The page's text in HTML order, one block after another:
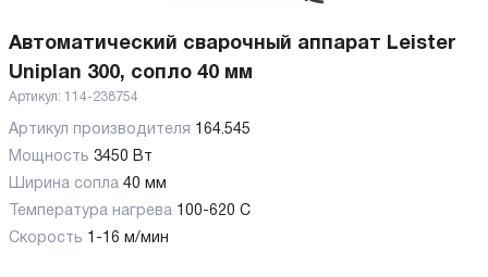
Автоматический сварочный аппарат Leister
Uniplan 300, сопло 40 мм
Артикул: 114-238754
Артикул производителя 164.545
Мощность 3450 Вт
Ширина сопла 40 мм
Температура нагрева 100-620 C
Скорость 1-16 м/мин